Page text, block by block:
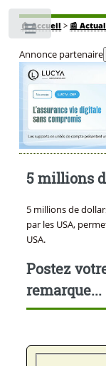
🏠Accueil > 📰
Annonce partenaire
5 millions
5 millions de
par les USA,
USA.
Postez
remarque...
Toggle